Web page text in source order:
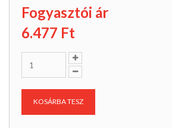
Fogyasztói ár
6.477 Ft
KOSÁRBA TESZ